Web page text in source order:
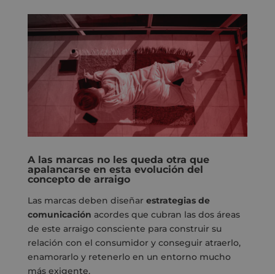
A las marcas no les queda otra que
apalancarse en esta evolución del
concepto de arraigo
Las marcas deben diseñar estrategias de
comunicación acordes que cubran las dos áreas
de este arraigo consciente para construir su
relación con el consumidor y conseguir atraerlo,
enamorarlo y retenerlo en un entorno mucho
más exigente.